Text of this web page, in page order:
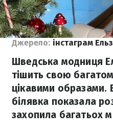
Джерело: інстаграм
Шведська модниця
тішить свою
цікавими образами.
білявка показала
захопила багатьох